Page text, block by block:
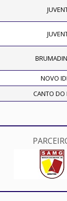
NOVO
CANTO DO